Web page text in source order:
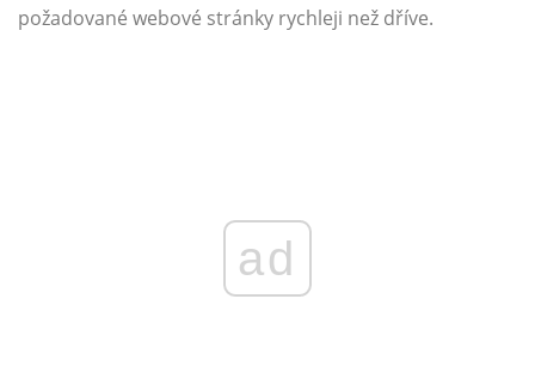
požadované webové stránky rychleji než dříve.
ad